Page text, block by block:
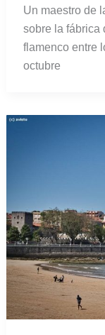
Un maestro de
sobre la fábrica
flamenco entre
octubre